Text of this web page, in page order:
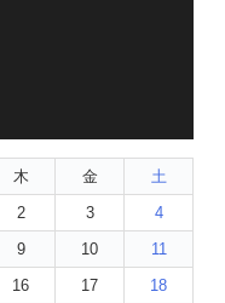
木 金
土
2 3
4
9 10
11
16 17
18